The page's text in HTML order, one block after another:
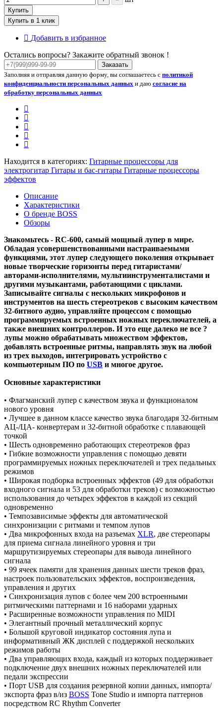
Купить
Купить в 1 клик
Добавить в избранное
Остались вопросы? Закажите обратный звонок !
Заказать
Заполняя и отправляя данную форму, вы соглашаетесь с политикой
конфиденциальности персональных данных и даю согласие на
обработку персональных данных
Находится в категориях: Гитарные процессоры для
электрогитар Гитары и бас-гитары Гитарные процессоры
эффектов
Описание
Характеристики
О бренде BOSS
Обзоры
Знакомьтесь - RC-600, самый мощный лупер в мире.
Обладая усовершенствованными настраиваемыми
функциями, этот лупер следующего поколения открывает
новые творческие горизонты перед гитаристами/
авторами-исполнителями, мультиинструменталистами и
другими музыкантами, работающими с циклами.
Записывайте сигналы с нескольких микрофонов и
инструментов на шесть стереотреков с высоким качеством
32-битного аудио, управляйте процессом с помощью
программируемых встроенных ножных переключателей, а
также внешних контроллеров. И это еще далеко не все ?
лупы можно обрабатывать множеством эффектов,
добавлять встроенные ритмы, направлять звук на любой
из трех выходов, интегрировать устройство с
компьютерным ПО по USB и многое другое.
Основные характеристики
• Флагманский лупер с качеством звука и функционалом
нового уровня
• Лучшее в данном классе качество звука благодаря 32-битным
АЦ-/ЦА- конвертерам и 32-битной обработке с плавающей
точкой
• Шесть одновременно работающих стереотреков фраз
• Гибкие возможности управления с помощью девяти
программируемых ножных переключателей и трех педальных
режимов
• Широкая подборка встроенных эффектов (49 для обработки
входного сигнала и 53 для обработки треков) с возможностью
использования до четырех эффектов в каждой из секций
одновременно
• Темпозависимые эффекты для автоматической
синхронизации с ритмами и темпом лупов
• Два микрофонных входа на разъемах XLR, две стереопары
для приема сигнала линейного уровня и три
маршрутизируемых стереопары для вывода линейного
сигнала
• 99 ячеек памяти для хранения данных шести треков фраз,
настроек пользовательских эффектов, воспроизведения,
управления и других
• Синхронизация лупов с более чем 200 встроенными
ритмическими паттернами и 16 наборами ударных
• Расширенные возможности управления по MIDI
• Элегантный прочный металлический корпус
• Большой круговой индикатор состояния лупа и
информативный ЖК дисплей с поддержкой нескольких
режимов работы
• Два управляющих входа, каждый из которых поддерживает
подключение двух внешних ножных переключателей или
педали экспрессии
• Порт USB для создания резервной копии данных, импорта/
экспорта фраз в/из BOSS Tone Studio и импорта паттернов
посредством RC Rhythm Converter